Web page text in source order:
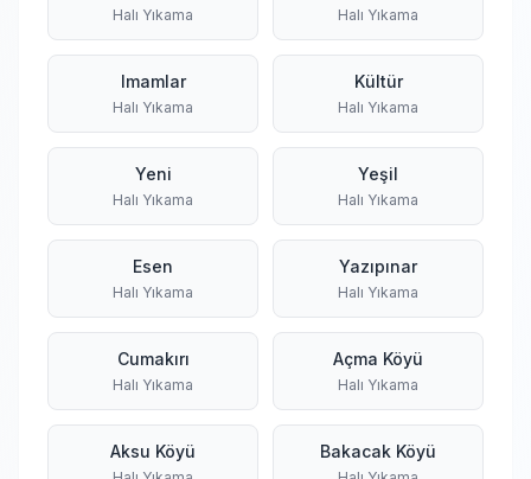
Halı Yıkama Halı Yıkama
Imamlar
Halı Yıkama
Kültür
Halı Yıkama
Yeni
Halı Yıkama
Yeşil
Halı Yıkama
Esen
Halı Yıkama
Yazıpınar
Halı Yıkama
Cumakırı
Halı Yıkama
Açma Köyü
Halı Yıkama
Aksu Köyü Bakacak Köyü